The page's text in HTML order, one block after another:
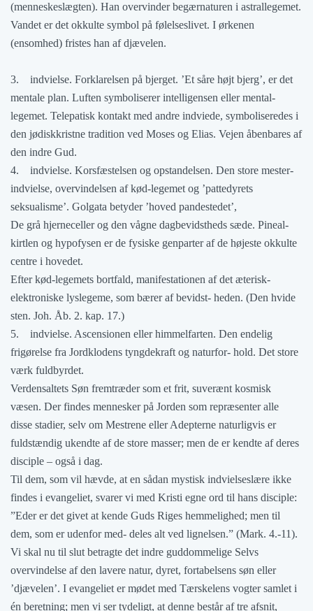
(menneskeslægten). Han overvinder begærnaturen i astrallegemet.
Vandet er det okkulte symbol på følelseslivet. I ørkenen
(ensomhed) fristes han af djævelen.
3. indvielse. Forklarelsen på bjerget. ’Et såre højt bjerg’, er det
mentale plan. Luften symboliserer intelligensen eller mental-
legemet. Telepatisk kontakt med andre indviede, symboliseredes i
den jødiskkristne tradition ved Moses og Elias. Vejen åbenbares af
den indre Gud.
4. indvielse. Korsfæstelsen og opstandelsen. Den store mester-
indvielse, overvindelsen af kød-legemet og ’pattedyrets
seksualisme’. Golgata betyder ’hoved pandestedet’,
De grå hjerneceller og den vågne dagbevidstheds sæde. Pineal-
kirtlen og hypofysen er de fysiske genparter af de højeste okkulte
centre i hovedet.
Efter kød-legemets bortfald, manifestationen af det æterisk-
elektroniske lyslegeme, som bærer af bevidst- heden. (Den hvide
sten. Joh. Åb. 2. kap. 17.)
5. indvielse. Ascensionen eller himmelfarten. Den endelig
frigørelse fra Jordklodens tyngdekraft og naturfor- hold. Det store
værk fuldbyrdet.
Verdensaltets Søn fremtræder som et frit, suverænt kosmisk
væsen. Der findes mennesker på Jorden som repræsenter alle
disse stadier, selv om Mestrene eller Adepterne naturligvis er
fuldstændig ukendte af de store masser; men de er kendte af deres
disciple – også i dag.
Til dem, som vil hævde, at en sådan mystisk indvielseslære ikke
findes i evangeliet, svarer vi med Kristi egne ord til hans disciple:
”Eder er det givet at kende Guds Riges hemmelighed; men til
dem, som er udenfor med- deles alt ved lignelsen.” (Mark. 4.-11).
Vi skal nu til slut betragte det indre guddommelige Selvs
overvindelse af den lavere natur, dyret, fortabelsens søn eller
’djævelen’. I evangeliet er mødet med Tærskelens vogter samlet i
én beretning; men vi ser tydeligt, at denne består af tre afsnit,